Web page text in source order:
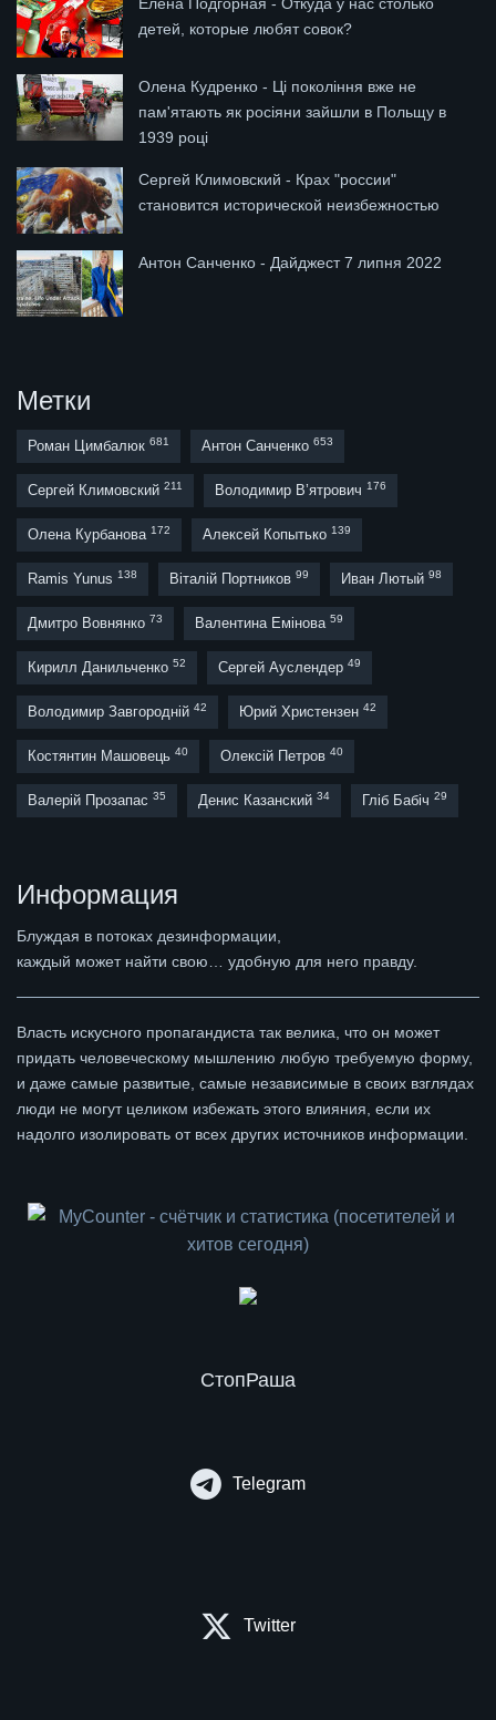
Елена Подгорная - Откуда у нас столько
детей, которые любят совок?
Олена Кудренко - Ці покоління вже не
пам'ятають як росіяни зайшли в Польщу в
1939 році
Сергей Климовский - Крах "россии"
становится исторической неизбежностью
Антон Санченко - Дайджест 7 липня 2022
Метки
Роман Цимбалюк 681 Антон Санченко 653
Сергей Климовский 211 Володимир В’ятрович 176
Олена Курбанова 172 Алексей Копытько 139
Ramis Yunus 138 Віталій Портников 99 Иван Лютый 98
Дмитро Вовнянко 73 Валентина Емінова 59
Кирилл Данильченко 52 Сергей Ауслендер 49
Володимир Завгородній 42 Юрий Христензен 42
Костянтин Машовець 40 Олексій Петров 40
Валерій Прозапас 35 Денис Казанский 34 Гліб Бабіч 29
Информация
Блуждая в потоках дезинформации,
каждый может найти свою… удобную для него правду.
Власть искусного пропагандиста так велика, что он может
придать человеческому мышлению любую требуемую форму,
и даже самые развитые, самые независимые в своих взглядах
люди не могут целиком избежать этого влияния, если их
надолго изолировать от всех других источников информации.
СтопРаша
Telegram
Twitter